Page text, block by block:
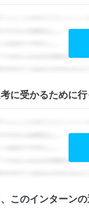
に受かるために
このインターン